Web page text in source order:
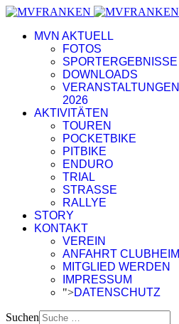
MVN AKTUELL
FOTOS
SPORTERGEBNISSE
DOWNLOADS
VERANSTALTUNGEN
2026
AKTIVITÄTEN
TOUREN
POCKETBIKE
PITBIKE
ENDURO
TRIAL
STRASSE
RALLYE
STORY
KONTAKT
VEREIN
ANFAHRT CLUBHEIM
MITGLIED WERDEN
IMPRESSUM
">DATENSCHUTZ
Suchen